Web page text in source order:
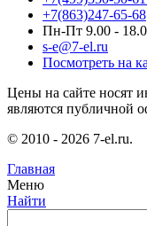
+7(863)247-65-68
Пн-Пт 9.00 -
s-e@7-el.ru
Посмотреть на
Цены на сайте носят
являются публичной
© 2010 - 2026 7-el.ru.
Главная
Меню
Найти